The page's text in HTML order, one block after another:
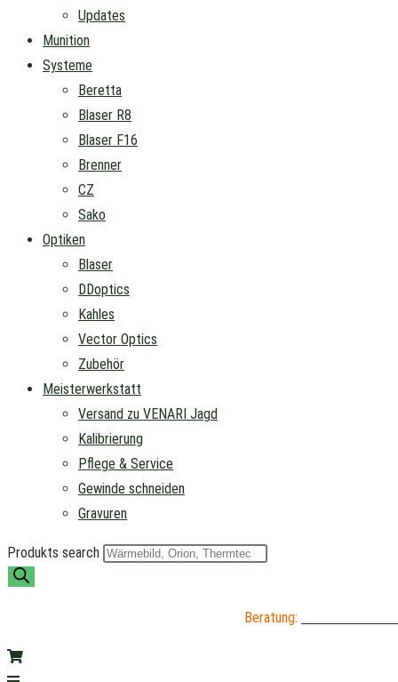
Updates
Munition
Systeme
Beretta
Blaser R8
Blaser F16
Brenner
CZ
Sako
Optiken
Blaser
DDoptics
Kahles
Vector Optics
Zubehör
Meisterwerkstatt
Versand zu VENARI Jagd
Kalibrierung
Pflege & Service
Gewinde schneiden
Gravuren
Produkts search
Beratung: